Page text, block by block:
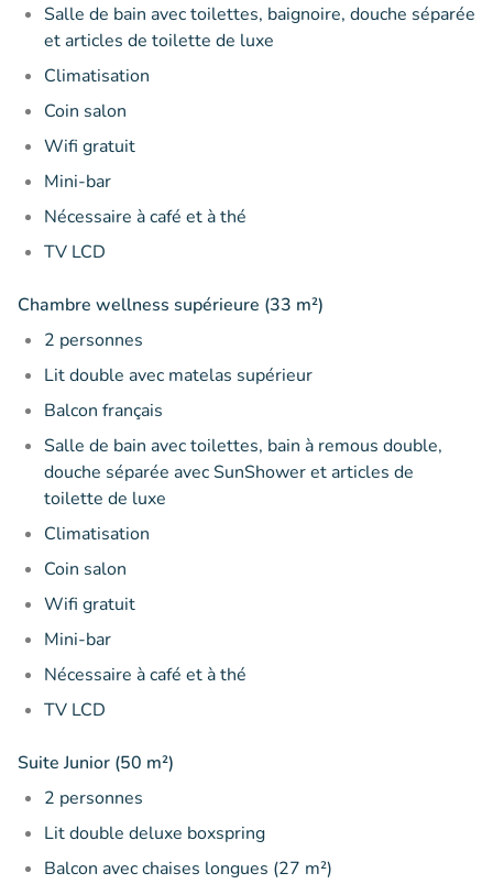
Salle de bain avec toilettes, baignoire, douche séparée
et articles de toilette de luxe
Climatisation
Coin salon
Wifi gratuit
Mini-bar
Nécessaire à café et à thé
TV LCD
Chambre wellness supérieure (33 m²)
2 personnes
Lit double avec matelas supérieur
Balcon français
Salle de bain avec toilettes, bain à remous double,
douche séparée avec SunShower et articles de
toilette de luxe
Climatisation
Coin salon
Wifi gratuit
Mini-bar
Nécessaire à café et à thé
TV LCD
Suite Junior (50 m²)
2 personnes
Lit double deluxe boxspring
Balcon avec chaises longues (27 m²)